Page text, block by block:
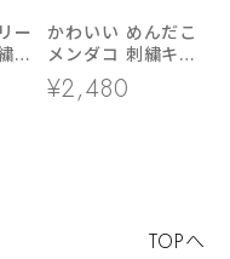
ー
キ
かわいい めんだこ
メンダコ 刺繍キャ
ップ cap-a_ss016
帽子 ファッション
¥2,480
TOPへ